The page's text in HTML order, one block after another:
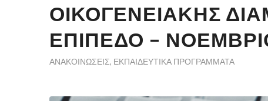
ΟΙΚΟΓΕΝΕΙΑΚΉΣ
ΕΠΊΠΕΔΟ –
ΑΝΑΚΟΙΝΏΣΕΙΣ, ΕΚΠΑΙΔΕΥΤΙΚΆ ΠΡΟΓΡΆΜΜΑΤΑ